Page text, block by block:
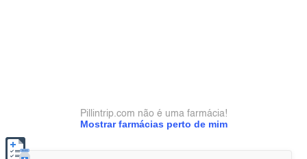
Mostrar farmácias perto de mim
Pillintrip.com não é uma farmácia!